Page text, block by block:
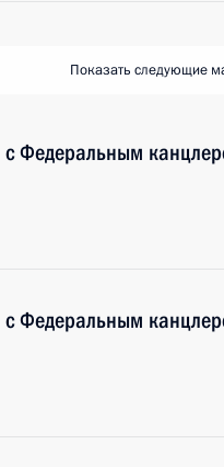
Показать следующие
Федеральным
Федеральным